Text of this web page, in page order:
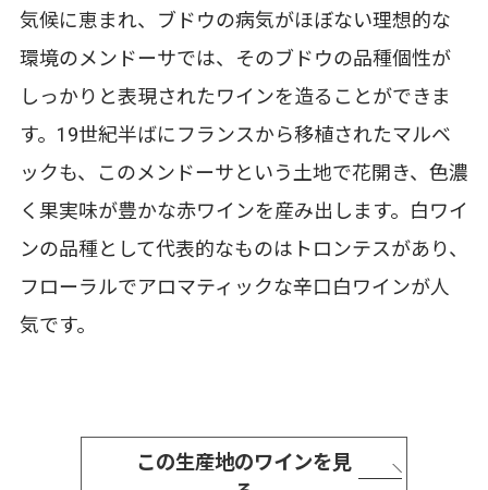
気候に恵まれ、ブドウの病気がほぼない理想的な
環境のメンドーサでは、そのブドウの品種個性が
しっかりと表現されたワインを造ることができま
す。19世紀半ばにフランスから移植されたマルベ
ックも、このメンドーサという土地で花開き、色濃
く果実味が豊かな赤ワインを産み出します。白ワイ
ンの品種として代表的なものはトロンテスがあり、
フローラルでアロマティックな辛口白ワインが人
気です。
この生産地のワインを見